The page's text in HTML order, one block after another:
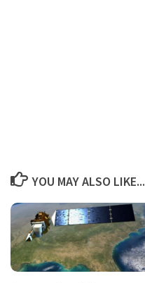
YOU MAY ALSO LIKE...